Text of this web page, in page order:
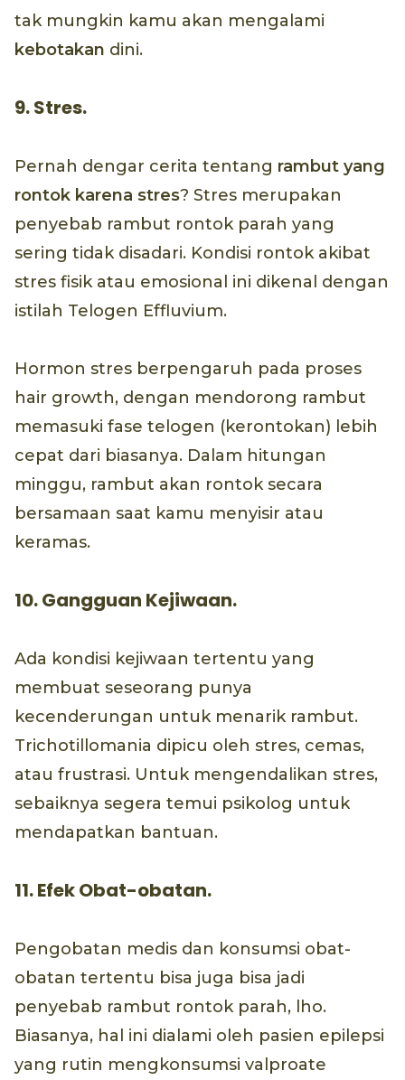
tak mungkin kamu akan mengalami
kebotakan dini.
9. Stres.
Pernah dengar cerita tentang rambut yang
rontok karena stres? Stres merupakan
penyebab rambut rontok parah yang
sering tidak disadari. Kondisi rontok akibat
stres fisik atau emosional ini dikenal dengan
istilah Telogen Effluvium.
Hormon stres berpengaruh pada proses
hair growth, dengan mendorong rambut
memasuki fase telogen (kerontokan) lebih
cepat dari biasanya. Dalam hitungan
minggu, rambut akan rontok secara
bersamaan saat kamu menyisir atau
keramas.
10. Gangguan Kejiwaan.
Ada kondisi kejiwaan tertentu yang
membuat seseorang punya
kecenderungan untuk menarik rambut.
Trichotillomania dipicu oleh stres, cemas,
atau frustrasi. Untuk mengendalikan stres,
sebaiknya segera temui psikolog untuk
mendapatkan bantuan.
11. Efek Obat-obatan.
Pengobatan medis dan konsumsi obat-
obatan tertentu bisa juga bisa jadi
penyebab rambut rontok parah, lho.
Biasanya, hal ini dialami oleh pasien epilepsi
yang rutin mengkonsumsi valproate